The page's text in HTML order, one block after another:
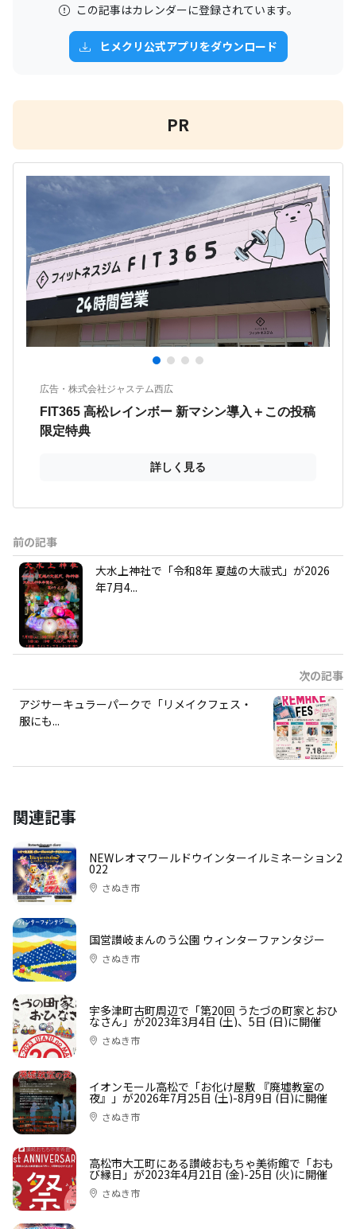
この記事はカレンダーに登録されています。
ヒメクリ公式アプリをダウンロード
PR
前の記事
大水上神社で「令和8年 夏越の大祓式」が2026
年7月4...
次の記事
アジサーキュラーパークで「リメイクフェス・
服にも...
関連記事
NEWレオマワールドウインターイルミネーション2
022
さぬき市
国営讃岐まんのう公園 ウィンターファンタジー
さぬき市
宇多津町古町周辺で「第20回 うたづの町家とおひ
なさん」が2023年3月4日 (土)、5日 (日)に開催
さぬき市
イオンモール高松で「お化け屋敷 『廃墟教室の
夜』」が2026年7月25日 (土)-8月9日 (日)に開催
さぬき市
高松市大工町にある讃岐おもちゃ美術館で「おも
び縁日」が2023年4月21日 (金)-25日 (火)に開催
さぬき市